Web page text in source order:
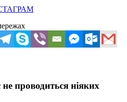
проводиться ніяких